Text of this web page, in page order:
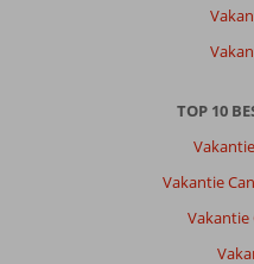
TOP 10
Vakantie
Vakantie